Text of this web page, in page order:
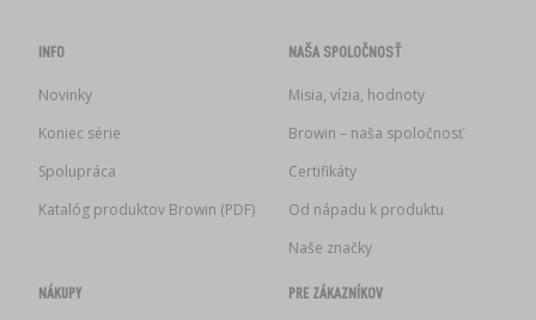
INFO
Novinky
Koniec série
Spolupráca
Katalóg produktov Browin (PDF)
NAŠA SPOLOČNOSŤ
Misia, vízia, hodnoty
Browin – naša spoločnosť
Certifikáty
Od nápadu k produktu
Naše značky
NÁKUPY PRE ZÁKAZNÍKOV